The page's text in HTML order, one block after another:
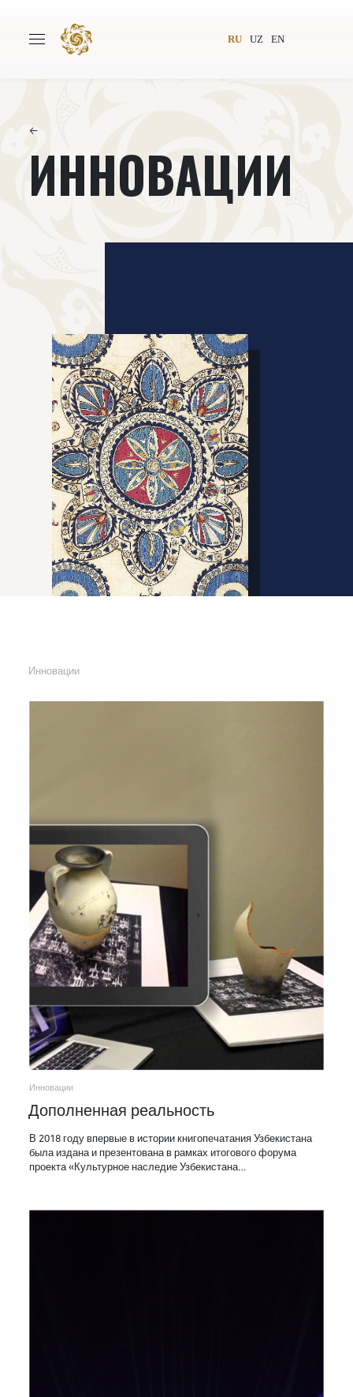
RU UZ EN
Авторы Всемирное общество
←
ИННОВАЦИИ
Инновации
Инновации
Дополненная реальность
В 2018 году впервые в истории книгопечатания Узбекистана
была издана и презентована в рамках итогового форума
проекта «Культурное наследие Узбекистана…